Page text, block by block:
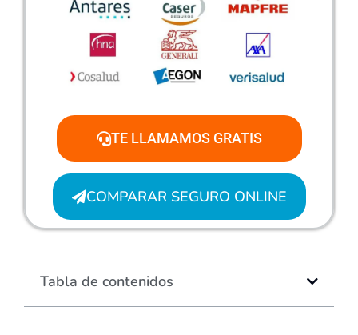
TE LLAMAMOS GRATIS
COMPARAR SEGURO ONLINE
Tabla de contenidos